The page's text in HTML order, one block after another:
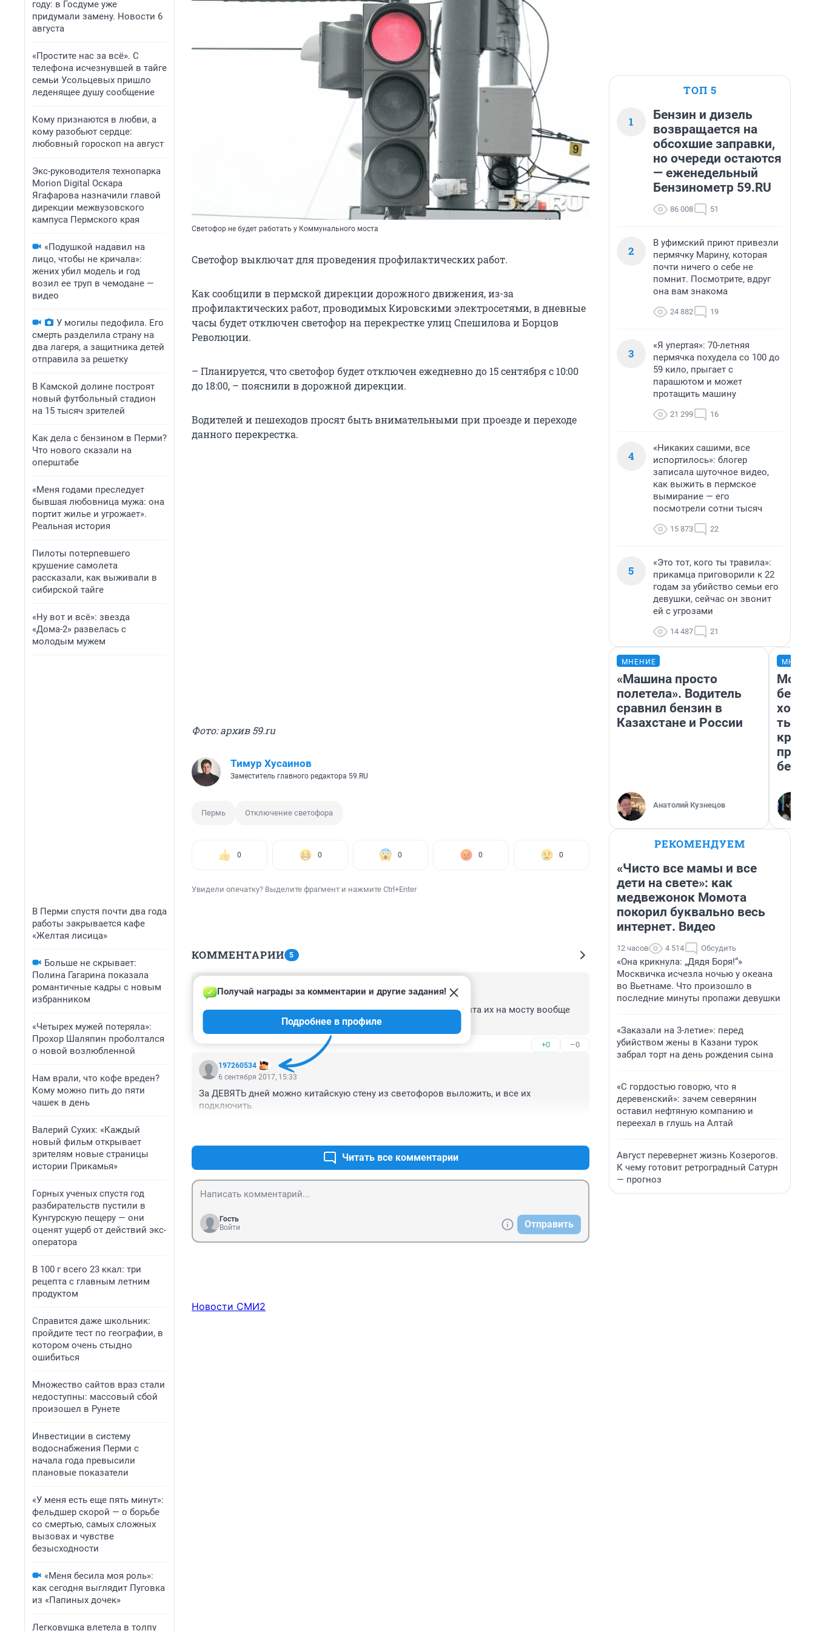
году: в Госдуме уже
придумали замену. Новости 6
августа
«Простите нас за всё». С
телефона исчезнувшей в тайге
семьи Усольцевых пришло
леденящее душу сообщение
Кому признаются в любви, а
кому разобьют сердце:
любовный гороскоп на август
Экс-руководителя технопарка
Morion Digital Оскара
Ягафарова назначили главой
дирекции межвузовского
кампуса Пермского края
«Подушкой надавил на
лицо, чтобы не кричала»:
жених убил модель и год
возил ее труп в чемодане —
видео
У могилы педофила. Его
смерть разделила страну на
два лагеря, а защитника детей
отправила за решетку
В Камской долине построят
новый футбольный стадион
на 15 тысяч зрителей
Как дела с бензином в Перми?
Что нового сказали на
оперштабе
«Меня годами преследует
бывшая любовница мужа: она
портит жилье и угрожает».
Реальная история
Пилоты потерпевшего
крушение самолета
рассказали, как выживали в
сибирской тайге
«Ну вот и всё»: звезда
«Дома-2» развелась с
молодым мужем
В Перми спустя почти два года
работы закрывается кафе
«Желтая лисица»
Больше не скрывает:
Полина Гагарина показала
романтичные кадры с новым
избранником
«Четырех мужей потеряла»:
Прохор Шаляпин проболтался
о новой возлюбленной
Нам врали, что кофе вреден?
Кому можно пить до пяти
чашек в день
Валерий Сухих: «Каждый
новый фильм открывает
зрителям новые страницы
истории Прикамья»
Горных ученых спустя год
разбирательств пустили в
Кунгурскую пещеру — они
оценят ущерб от действий экс-
оператора
В 100 г всего 23 ккал: три
рецепта с главным летним
продуктом
Справится даже школьник:
пройдите тест по географии, в
котором очень стыдно
ошибиться
Множество сайтов враз стали
недоступны: массовый сбой
произошел в Рунете
Инвестиции в систему
водоснабжения Перми с
начала года превысили
плановые показатели
«У меня есть еще пять минут»:
фельдшер скорой — о борьбе
со смертью, самых сложных
вызовах и чувстве
безысходности
«Меня бесила моя роль»:
как сегодня выглядит Пуговка
из «Папиных дочек»
Легковушка влетела в толпу
Светофор не будет работать у Коммунального моста
Светофор выключат для проведения профилактических работ.
Как сообщили в пермской дирекции дорожного движения, из-за
профилактических работ, проводимых Кировскими электросетями, в дневные
часы будет отключен светофор на перекрестке улиц Спешилова и Борцов
Революции.
– Планируется, что светофор будет отключен ежедневно до 15 сентября с 10:00
до 18:00, – пояснили в дорожной дирекции.
Водителей и пешеходов просят быть внимательными при проезде и переходе
данного перекрестка.
Фото: архив 59.ru
Тимур Хусаинов
Заместитель главного редактора 59.RU
Пермь Отключение светофора
0 0 0 0 0
Увидели опечатку? Выделите фрагмент и нажмите Ctrl+Enter
КОММЕНТАРИИ 5
7 сентября 2017, 06:43
Готовьтесь люди к жестким пробкам,после 9 дней проф ремонта их на мосту вообще
+0 –0
197260534
Получай награды за комментарии и другие задания!
Подробнее в профиле
6 сентября 2017, 15:33
За ДЕВЯТЬ дней можно китайскую стену из светофоров выложить, и все их
подключить.
Читать все комментарии
Гость
Войти
Отправить
Новости СМИ2
ТОП 5
1
Бензин и дизель
возвращается на
обсохшие заправки,
но очереди остаются
— еженедельный
Бензинометр 59.RU
86 008 51
2
В уфимский приют привезли
пермячку Марину, которая
почти ничего о себе не
помнит. Посмотрите, вдруг
она вам знакома
24 882 19
3
«Я упертая»: 70-летняя
пермячка похудела со 100 до
59 кило, прыгает с
парашютом и может
протащить машину
21 299 16
4
«Никаких сашими, все
испортилось»: блогер
записала шуточное видео,
как выжить в пермское
вымирание — его
посмотрели сотни тысяч
15 873 22
5
«Это тот, кого ты травила»:
прикамца приговорили к 22
годам за убийство семьи его
девушки, сейчас он звонит
ей с угрозами
14 487 21
МНЕНИЕ
«Машина просто
полетела». Водитель
сравнил бензин в
Казахстане и России
Анатолий Кузнецов
Мой
РЕКОМЕНДУЕМ
«Чисто все мамы и все
дети на свете»: как
медвежонок Момота
покорил буквально весь
интернет. Видео
12 часов 4 514 Обсудить
«Она крикнула: „Дядя Боря!“»
Москвичка исчезла ночью у океана
во Вьетнаме. Что произошло в
последние минуты пропажи девушки
«Заказали на 3-летие»: перед
убийством жены в Казани турок
забрал торт на день рождения сына
«С гордостью говорю, что я
деревенский»: зачем северянин
оставил нефтяную компанию и
переехал в глушь на Алтай
Август перевернет жизнь Козерогов.
К чему готовит ретроградный Сатурн
— прогноз